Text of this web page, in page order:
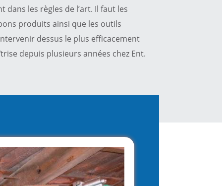
les règles de l’art. Il faut les
produits ainsi que les outils
dessus le plus efficacement
depuis plusieurs années chez Ent.